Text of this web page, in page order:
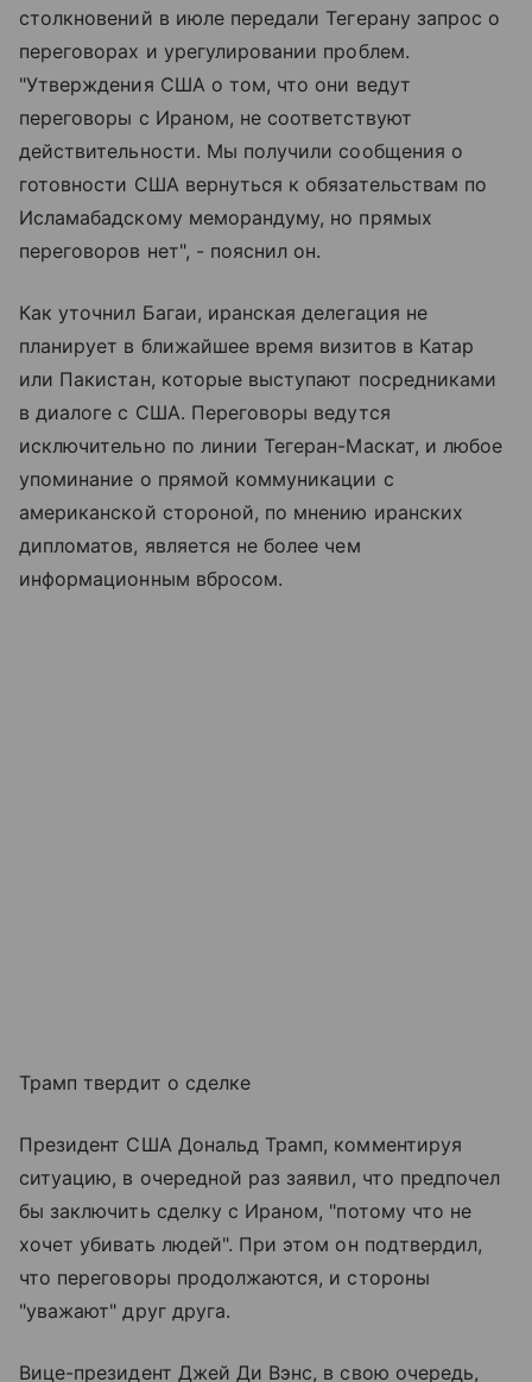
столкновений в июле передали Тегерану запрос о
переговорах и урегулировании проблем.
"Утверждения США о том, что они ведут
переговоры с Ираном, не соответствуют
действительности. Мы получили сообщения о
готовности США вернуться к обязательствам по
Исламабадскому меморандуму, но прямых
переговоров нет", - пояснил он.
Как уточнил Багаи, иранская делегация не
планирует в ближайшее время визитов в Катар
или Пакистан, которые выступают посредниками
в диалоге с США. Переговоры ведутся
исключительно по линии Тегеран-Маскат, и любое
упоминание о прямой коммуникации с
американской стороной, по мнению иранских
дипломатов, является не более чем
информационным вбросом.
Трамп твердит о сделке
Президент США Дональд Трамп, комментируя
ситуацию, в очередной раз заявил, что предпочел
бы заключить сделку с Ираном, "потому что не
хочет убивать людей". При этом он подтвердил,
что переговоры продолжаются, и стороны
"уважают" друг друга.
Вице-президент Джей Ди Вэнс, в свою очередь,